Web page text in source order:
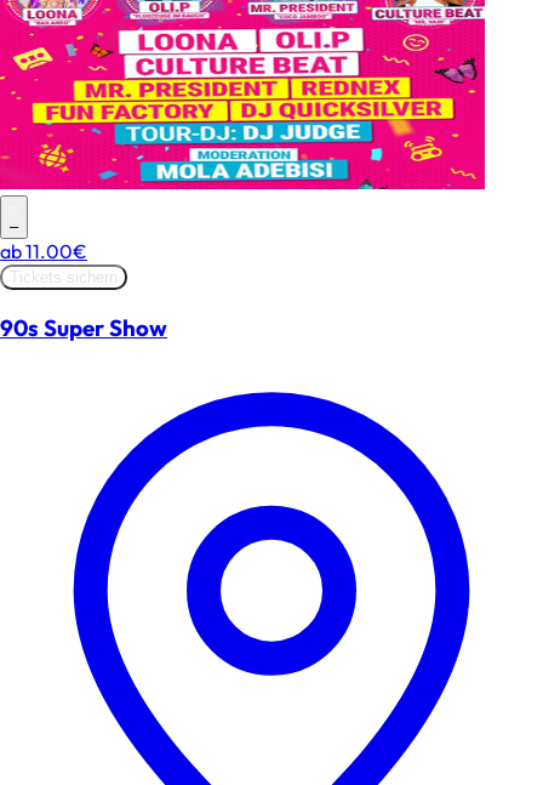
–
ab11.00€
Tickets sichern
90s Super Show